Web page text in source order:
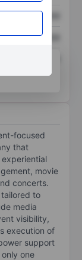
XXXXXXX
XXXXXXX
focused
that
movie
concerts.
to
media
visibility,
execution of
support
one